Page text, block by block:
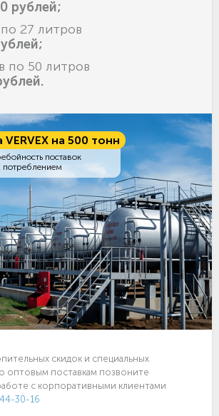
рублей;
27 литров
по 50 литров
на 500 тонн
поставок
потреблением
скидок и специальных
оптовым поставкам позвоните
с корпоративными клиентами
30-16